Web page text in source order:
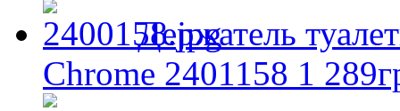
Держатель
Chrome 2401158 1 289